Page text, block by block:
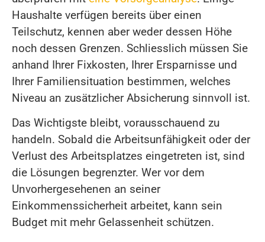
Haushalte verfügen bereits über einen
Teilschutz, kennen aber weder dessen Höhe
noch dessen Grenzen. Schliesslich müssen Sie
anhand Ihrer Fixkosten, Ihrer Ersparnisse und
Ihrer Familiensituation bestimmen, welches
Niveau an zusätzlicher Absicherung sinnvoll ist.
Das Wichtigste bleibt, vorausschauend zu
handeln. Sobald die Arbeitsunfähigkeit oder der
Verlust des Arbeitsplatzes eingetreten ist, sind
die Lösungen begrenzter. Wer vor dem
Unvorhergesehenen an seiner
Einkommenssicherheit arbeitet, kann sein
Budget mit mehr Gelassenheit schützen.